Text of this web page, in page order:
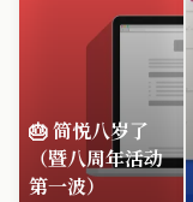
🎂 简悦八岁了
（暨八周年活动
第一波）